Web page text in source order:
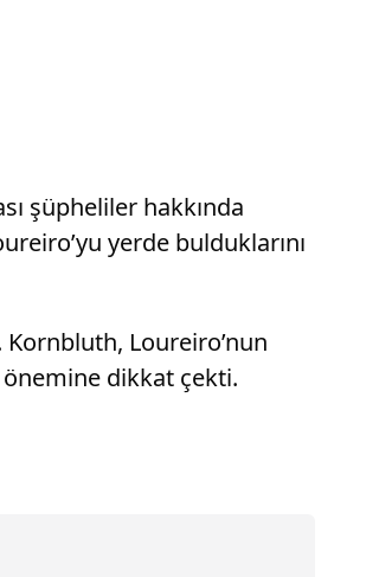
şüpheliler hakkında
yerde bulduklarını
Loureiro’nun
dikkat çekti.